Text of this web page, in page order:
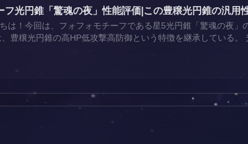
フ光円錐「驚魂の夜」性能評価|この豊穣光円錐の汎用
は！今回は、フォフォモチーフである星5光円錐「驚魂の夜
豊穣光円錐の高HP低攻撃高防御という特徴を継承している。
が常時12%UP。重畳1「手術後の会話」より4%UPしており
時数値と言える。